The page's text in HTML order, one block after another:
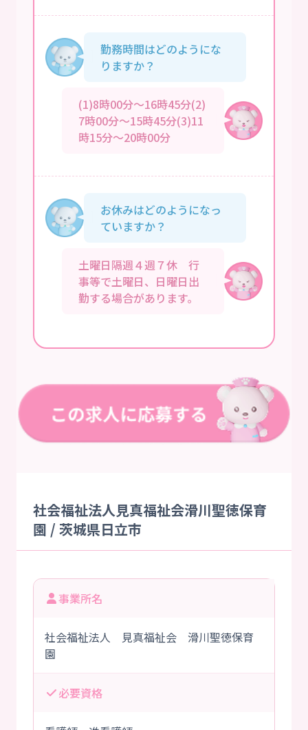
勤務時間はどのようにな
りますか？
(1)8時00分～16時45分(2)
7時00分～15時45分(3)11
時15分～20時00分
お休みはどのようになっ
ていますか？
土曜日隔週４週７休 行
事等で土曜日、日曜日出
勤する場合があります。
社会福祉法人見真福祉会滑川聖徳保育
園 / 茨城県日立市
事業所名
社会福祉法人 見真福祉会 滑川聖徳保育
園
必要資格